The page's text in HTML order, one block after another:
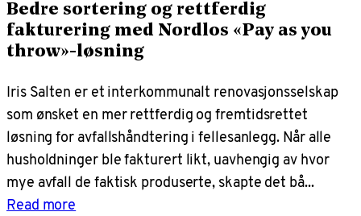
Bedre sortering og rettferdig
fakturering med Nordlos «Pay as you
throw»-løsning
Iris Salten er et interkommunalt renovasjonsselskap
som ønsket en mer rettferdig og fremtidsrettet
løsning for avfallshåndtering i fellesanlegg. Når alle
husholdninger ble fakturert likt, uavhengig av hvor
mye avfall de faktisk produserte, skapte det bå...
Read more